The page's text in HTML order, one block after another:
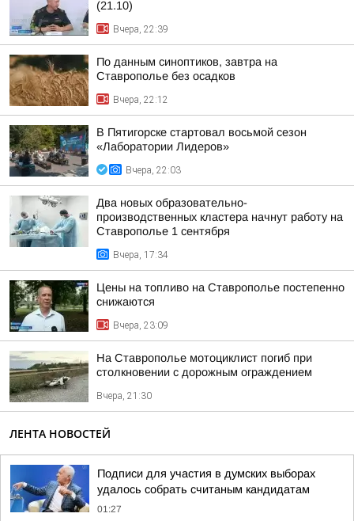
(21.10)
Вчера, 22:39
По данным синоптиков, завтра на
Ставрополье без осадков
Вчера, 22:12
В Пятигорске стартовал восьмой сезон
«Лаборатории Лидеров»
Вчера, 22:03
Два новых образовательно-
производственных кластера начнут работу на
Ставрополье 1 сентября
Вчера, 17:34
Цены на топливо на Ставрополье постепенно
снижаются
Вчера, 23:09
На Ставрополье мотоциклист погиб при
столкновении с дорожным ограждением
Вчера, 21:30
ЛЕНТА НОВОСТЕЙ
Подписи для участия в думских выборах
удалось собрать считаным кандидатам
01:27